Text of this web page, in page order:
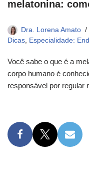
melatonina:
Dra. Lorena Amato
Dicas
Especialidade:
Você sabe o que é a
corpo humano é
responsável por regular